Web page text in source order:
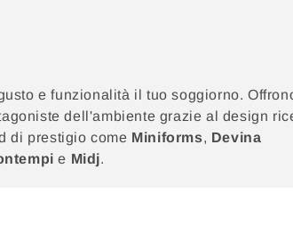
e funzionalità il tuo soggiorno.
dell'ambiente grazie al design
di prestigio come Miniforms, Devina
e Midj.